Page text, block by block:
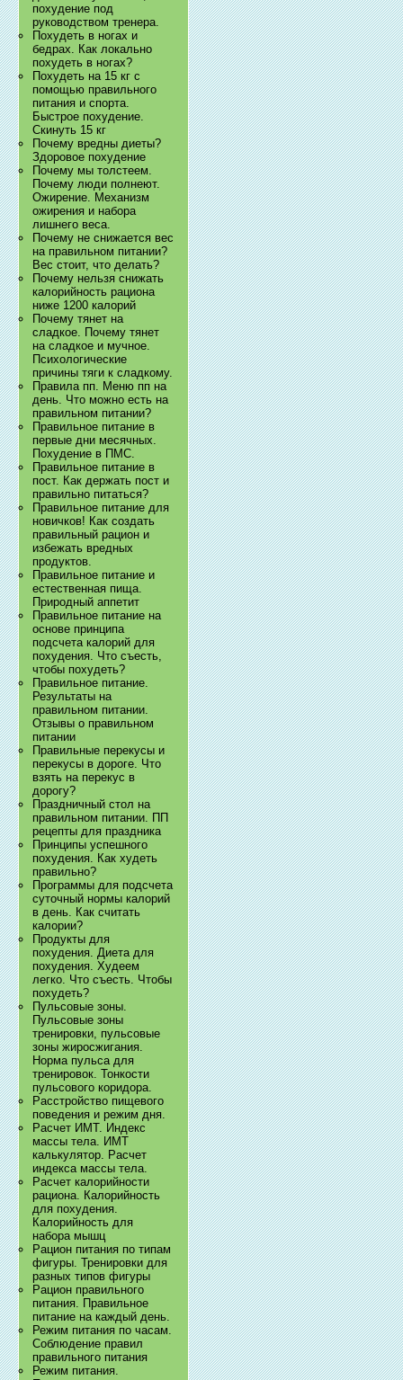
похудение под
руководством тренера.
Похудеть в ногах и
бедрах. Как локально
похудеть в ногах?
Похудеть на 15 кг с
помощью правильного
питания и спорта.
Быстрое похудение.
Скинуть 15 кг
Почему вредны диеты?
Здоровое похудение
Почему мы толстеем.
Почему люди полнеют.
Ожирение. Механизм
ожирения и набора
лишнего веса.
Почему не снижается вес
на правильном питании?
Вес стоит, что делать?
Почему нельзя снижать
калорийность рациона
ниже 1200 калорий
Почему тянет на
сладкое. Почему тянет
на сладкое и мучное.
Психологические
причины тяги к сладкому.
Правила пп. Меню пп на
день. Что можно есть на
правильном питании?
Правильное питание в
первые дни месячных.
Похудение в ПМС.
Правильное питание в
пост. Как держать пост и
правильно питаться?
Правильное питание для
новичков! Как создать
правильный рацион и
избежать вредных
продуктов.
Правильное питание и
естественная пища.
Природный аппетит
Правильное питание на
основе принципа
подсчета калорий для
похудения. Что съесть,
чтобы похудеть?
Правильное питание.
Результаты на
правильном питании.
Отзывы о правильном
питании
Правильные перекусы и
перекусы в дороге. Что
взять на перекус в
дорогу?
Праздничный стол на
правильном питании. ПП
рецепты для праздника
Принципы успешного
похудения. Как худеть
правильно?
Программы для подсчета
суточный нормы калорий
в день. Как считать
калории?
Продукты для
похудения. Диета для
похудения. Худеем
легко. Что съесть. Чтобы
похудеть?
Пульсовые зоны.
Пульсовые зоны
тренировки, пульсовые
зоны жиросжигания.
Норма пульса для
тренировок. Тонкости
пульсового коридора.
Расстройство пищевого
поведения и режим дня.
Расчет ИМТ. Индекс
массы тела. ИМТ
калькулятор. Расчет
индекса массы тела.
Расчет калорийности
рациона. Калорийность
для похудения.
Калорийность для
набора мышц
Рацион питания по типам
фигуры. Тренировки для
разных типов фигуры
Рацион правильного
питания. Правильное
питание на каждый день.
Режим питания по часам.
Соблюдение правил
правильного питания
Режим питания.